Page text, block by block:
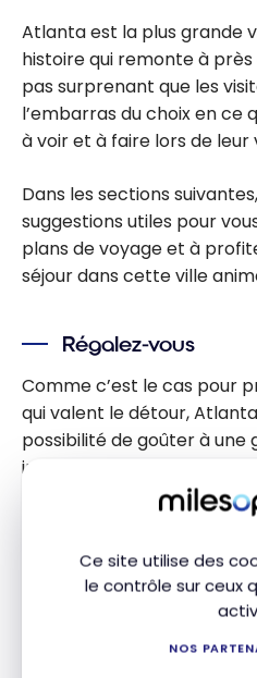
Ce site utilise des
le contrôle sur ceux
NOS
Atlanta est la plus grande
histoire qui remonte à près
pas surprenant que les
l’embarras du choix en ce
à voir et à faire lors de leur
Dans les sections
suggestions utiles pour
plans de voyage et à
séjour dans cette ville
Régalez-vous
Comme c’est le cas pour
qui valent le détour,
possibilité de goûter à une
impressionnante et vaste
Des choix classiques
poulet « lemon-pepper »
les gaufres, et de
Sud et de « soul food »,
trouverez facilement tout